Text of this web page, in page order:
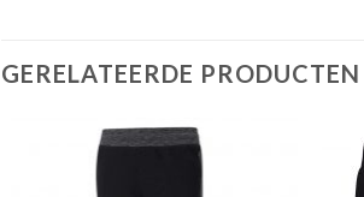
GERELATEERDE PRODUCTEN